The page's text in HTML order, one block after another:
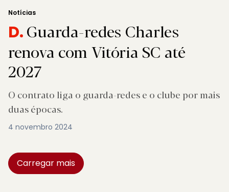
Notícias
D.Guarda-redes Charles
renova com Vitória SC até
2027
O contrato liga o guarda-redes e o clube por mais
duas épocas.
4 novembro 2024
Carregar mais